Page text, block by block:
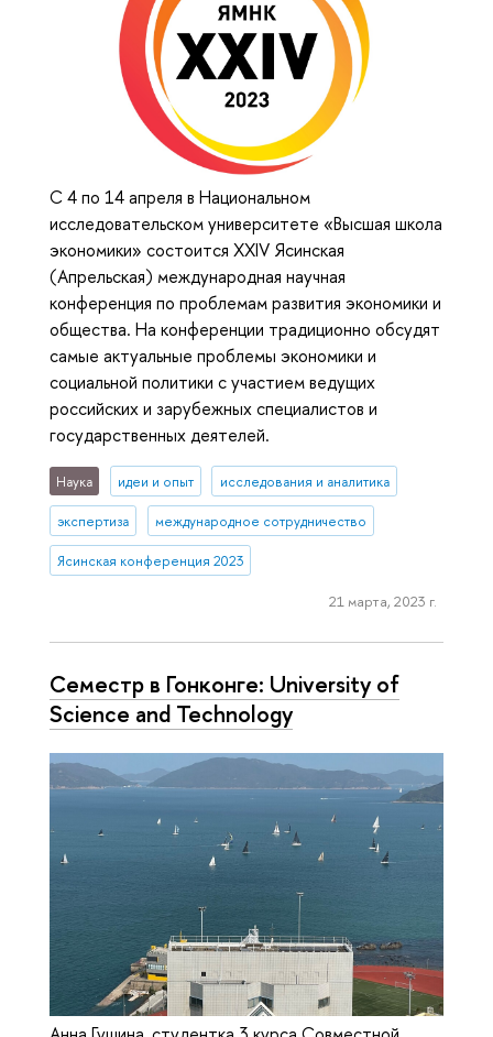
С 4 по 14 апреля в Национальном
исследовательском университете «Высшая школа
экономики» состоится XXIV Ясинская
(Апрельская) международная научная
конференция по проблемам развития экономики и
общества. На конференции традиционно обсудят
самые актуальные проблемы экономики и
социальной политики с участием ведущих
российских и зарубежных специалистов и
государственных деятелей.
Наука идеи и опыт исследования и аналитика
экспертиза международное сотрудничество
Ясинская конференция 2023
21 марта, 2023 г.
Семестр в Гонконге: University of
Science and Technology